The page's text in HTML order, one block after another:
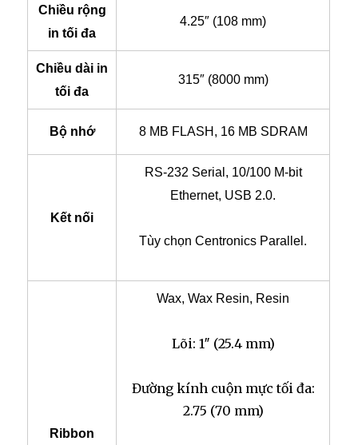
Chiều rộng
in tối đa
4.25″ (108 mm)
Chiều dài in
tối đa
315″ (8000 mm)
Bộ nhớ 8 MB FLASH, 16 MB SDRAM
Kết nối
RS-232 Serial, 10/100 M-bit
Ethernet, USB 2.0.
Tùy chọn Centronics Parallel.
Ribbon
Wax, Wax Resin, Resin
Lõi: 1″ (25.4 mm)
Đường kính cuộn mực tối đa:
2.75 (70 mm)